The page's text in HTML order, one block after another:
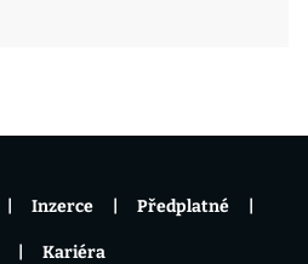
Inzerce Předplatné
Kariéra